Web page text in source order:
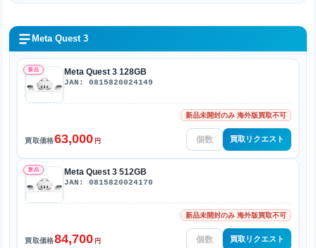
Meta Quest 3
新品 Meta Quest 3 128GB
JAN: 0815820024149
新品未開封のみ 海外版買取不可
買取価格63,000 円 買取リクエスト
新品 Meta Quest 3 512GB
JAN: 0815820024170
新品未開封のみ 海外版買取不可
買取価格84,700 円 買取リクエスト